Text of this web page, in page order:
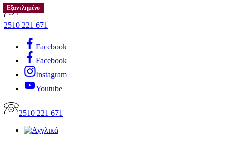
2510 221 671
Facebook
Facebook
Instagram
Youtube
2510 221 671
Εξαντλημένο